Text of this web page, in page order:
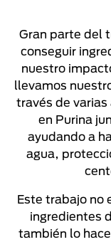
Gran parte del
conseguir
nuestro
llevamos
través de varias
en Purina
ayudando a
agua,
Este trabajo no
ingredientes
también lo